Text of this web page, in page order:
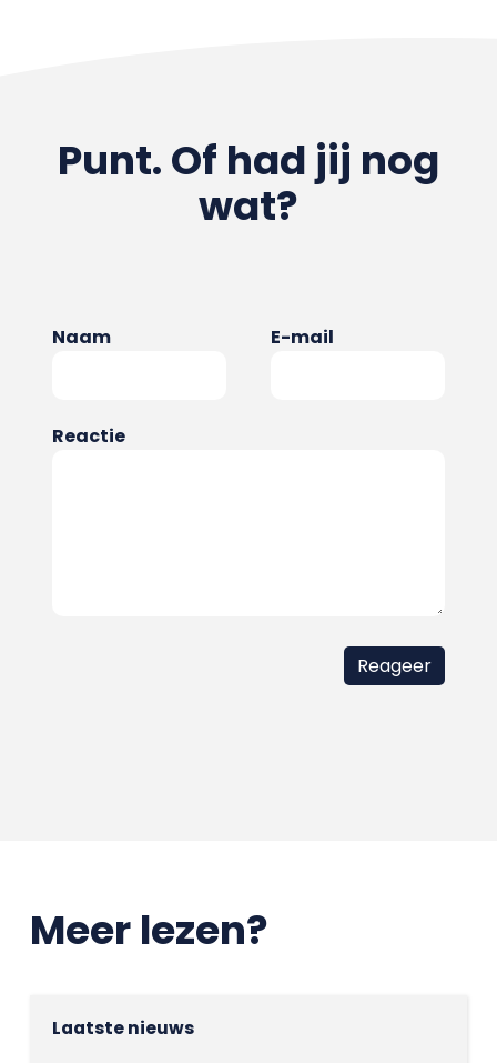
Punt. Of had jij nog
wat?
Naam E-mail
Reactie
Meer lezen?
Laatste nieuws